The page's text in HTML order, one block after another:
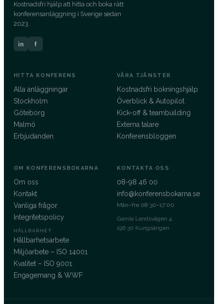
Kostnadsfri hjälp att hitta och boka rätt
konferensanläggning i Sverige sedan
2023.
in f
HITTA KONFERENS
Alla anläggningar
Stockholm
Göteborg
Malmö
Erbjudanden
VÅRA TJÄNSTER
Kostnadsfri bokningshjälp
Överblick & Autopilot
Kick-off & teambuilding
Externa talare
Konferensbloggen
OM KONFERENSBOKARNA
Om oss
Kontakt
Vanliga frågor
Integritetspolicy
HÅLLBARHET
Hållbarhetsarbete
Miljöarbete – ISO 14001
Kvalitet – ISO 9001
Engagemang & WWF
KONTAKTA OSS
08-98 46 00
info@konferensbokarna.se
Mån–fre 08:30–17:00
Gamla Landsvägen 4
196 30 Kungsängen